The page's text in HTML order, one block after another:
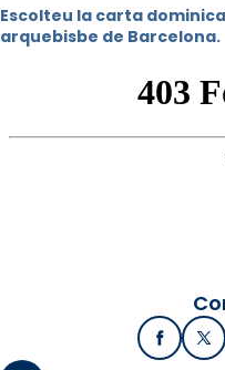
Escolteu la carta
arquebisbe de Barcelona.
X